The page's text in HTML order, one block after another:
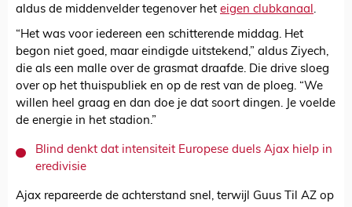
aldus de middenvelder tegenover het eigen clubkanaal.
“Het was voor iedereen een schitterende middag. Het
begon niet goed, maar eindigde uitstekend,” aldus Ziyech,
die als een malle over de grasmat draafde. Die drive sloeg
over op het thuispubliek en op de rest van de ploeg. “We
willen heel graag en dan doe je dat soort dingen. Je voelde
de energie in het stadion.”
Blind denkt dat intensiteit Europese duels Ajax hielp in
eredivisie
Ajax repareerde de achterstand snel, terwijl Guus Til AZ op